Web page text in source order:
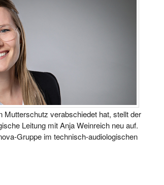
verabschiedet hat, stellt der
Leitung mit Anja Weinreich neu auf.
Gruppe im technisch-audiologischen